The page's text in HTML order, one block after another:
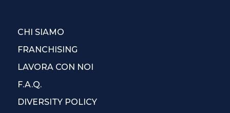
CHI SIAMO
FRANCHISING
LAVORA CON NOI
F.A.Q.
DIVERSITY POLICY